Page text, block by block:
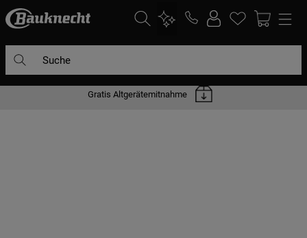
Gratis Altgerätemitnahme
DIE HÄUFIGSTEN SUCHANFRAGEN